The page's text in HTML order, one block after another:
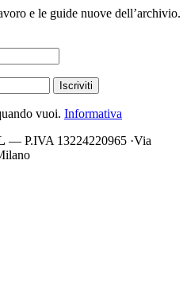
e le guide nuove dell’archivio.
Iscriviti
vuoi. Informativa
— P.IVA 13224220965 ·Via